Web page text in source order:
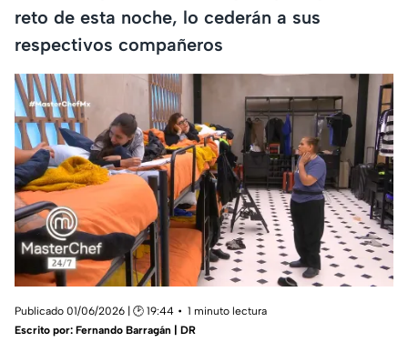
reto de esta noche, lo cederán a sus
respectivos compañeros
Publicado 01/06/2026 | 🕑 19:44
1 minuto lectura
Escrito por: Fernando Barragán | DR